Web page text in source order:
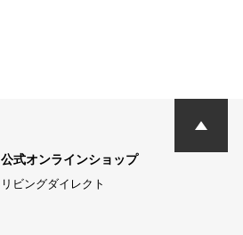
公式オンラインショップ
リビングダイレクト